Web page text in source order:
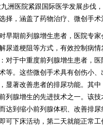
洲医院紧跟国际医学发展步伐
择，涵盖了药物治疗、微创手术
早期前列腺增生患者，医院专
尿道梗阻等方式，有效控制病情
对于中重度前列腺增生患者，
等。这些微创手术具有创伤小
显著改善患者的排尿功能。其
列腺增生的先进技术之一。该
达到缩小前列腺体积、改善排
可下床活动，第二天就能正常